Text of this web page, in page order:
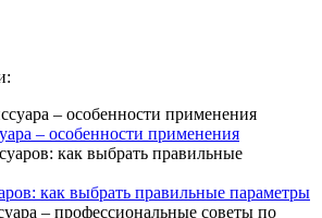
– особенности применения
как выбрать правильные параметры